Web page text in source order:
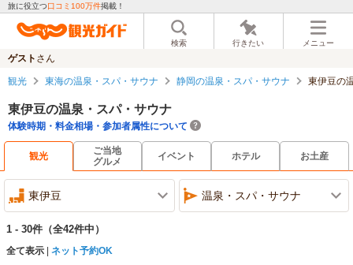
旅に役立つ口コミ100万件掲載！
検索 行きたい メニュー
ゲスト さん
観光 東海の温泉・スパ・サウナ 静岡の温泉・スパ・サウナ 東伊豆の
東伊豆の温泉・スパ・サウナ
体験時期・料金相場・参加者属性について
観光
ご当地
グルメ
イベント ホテル お土産
東伊豆 温泉・スパ・サウナ
1 - 30件 （全42件中）
全て表示 ネット予約OK